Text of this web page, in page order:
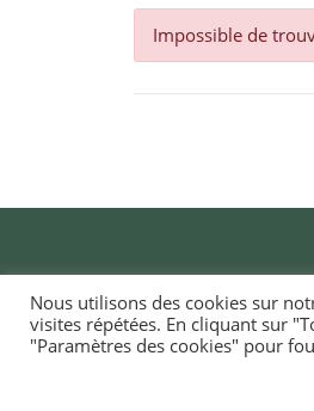
Impossible de
Nous utilisons des cookies sur
visites répétées. En cliquant sur
"Paramètres des cookies" pour